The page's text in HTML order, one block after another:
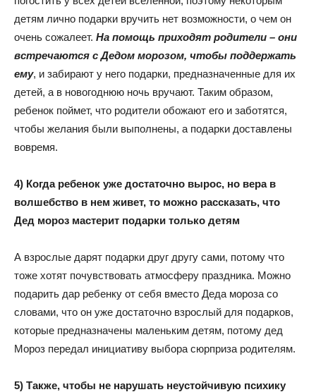
детям лично подарки вручить нет возможности, о чем он
очень сожалеет. На помощь приходят родители – они
встречаются с Дедом морозом, чтобы поддержать
ему, и забирают у него подарки, предназначенные для их
детей, а в новогоднюю ночь вручают. Таким образом,
ребенок поймет, что родители обожают его и заботятся,
чтобы желания были выполнены, а подарки доставлены
вовремя.
4) Когда ребенок уже достаточно вырос, но вера в
волшебство в нем живет, то можно рассказать, что
Дед мороз мастерит подарки только детям
А взрослые дарят подарки друг другу сами, потому что
тоже хотят почувствовать атмосферу праздника. Можно
подарить дар ребенку от себя вместо Деда мороза со
словами, что он уже достаточно взрослый для подарков,
которые предназначены маленьким детям, потому дед
Мороз передал инициативу выбора сюрприза родителям.
5) Также, чтобы не нарушать неустойчивую психику